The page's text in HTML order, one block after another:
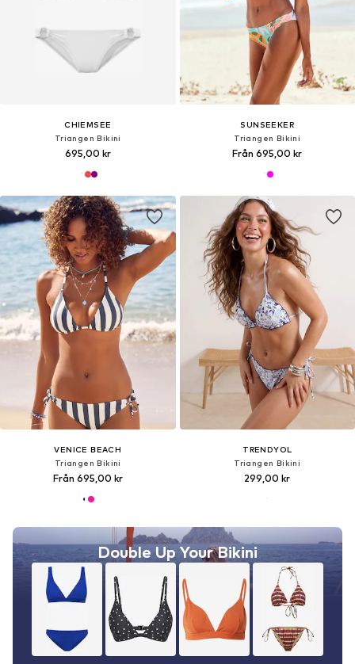
CHIEMSEE
Triangen Bikini
695,00 kr
SUNSEEKER
Triangen Bikini
Från 695,00 kr
VENICE BEACH
Triangen Bikini
Från 695,00 kr
Double Up Your Bikini
TRENDYOL
Triangen Bikini
299,00 kr